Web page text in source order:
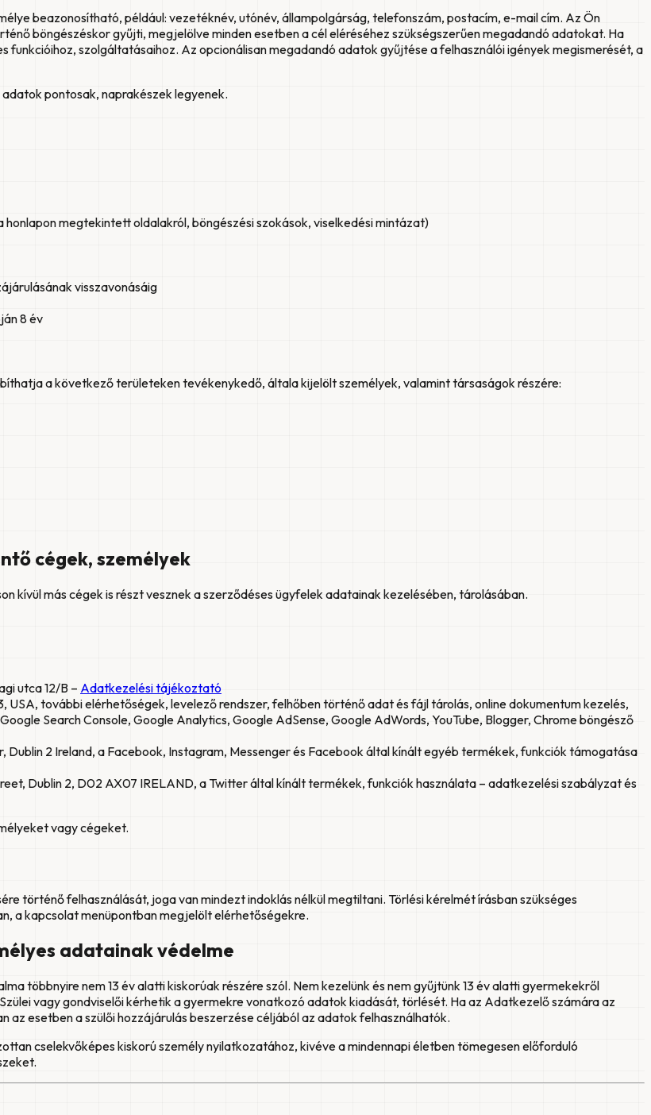
beazonosítható, például: vezetéknév, utónév, állampolgárság, telefonszám, postacím, e-mail cím. Az Ön
böngészéskor gyűjti, megjelölve minden esetben a cél eléréséhez szükségszerűen megadandó adatokat. Ha
szolgáltatásaihoz. Az opcionálisan megadandó adatok gyűjtése a felhasználói igények megismerését, a
pontosak, naprakészek legyenek.
megtekintett oldalakról, böngészési szokások, viselkedési mintázat)
visszavonásáig
8 év
a következő területeken tevékenykedő, általa kijelölt személyek, valamint társaságok részére:
cégek, személyek
kívül más cégek is részt vesznek a szerződéses ügyfelek adatainak kezelésében, tárolásában.
utca 12/B – Adatkezelési tájékoztató
további elérhetőségek, levelező rendszer, felhőben történő adat és fájl tárolás, online dokumentum kezelés,
Search Console, Google Analytics, Google AdSense, Google AdWords, YouTube, Blogger, Chrome böngésző
Dublin 2 Ireland, a Facebook, Instagram, Messenger és Facebook által kínált egyéb termékek, funkciók támogatása
Dublin 2, D02 AX07 IRELAND, a Twitter által kínált termékek, funkciók használata – adatkezelési szabályzat és
vagy cégeket.
történő felhasználását, joga van mindezt indoklás nélkül megtiltani. Törlési kérelmét írásban szükséges
a kapcsolat menüpontban megjelölt elérhetőségekre.
adatainak védelme
többnyire nem 13 év alatti kiskorúak részére szól. Nem kezelünk és nem gyűjtünk 13 év alatti gyermekekről
vagy gondviselői kérhetik a gyermekre vonatkozó adatok kiadását, törlését. Ha az Adatkezelő számára az
esetben a szülői hozzájárulás beszerzése céljából az adatok felhasználhatók.
cselekvőképes kiskorú személy nyilatkozatához, kivéve a mindennapi életben tömegesen előforduló